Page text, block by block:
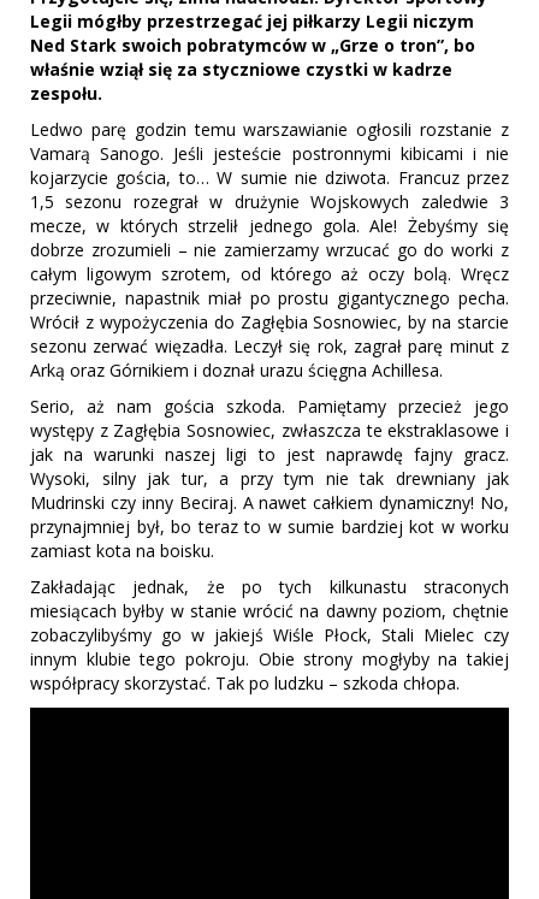
Legii mógłby przestrzegać jej piłkarzy Legii niczym
Ned Stark swoich pobratymców w „Grze o tron”, bo
właśnie wziął się za styczniowe czystki w kadrze
zespołu.
Ledwo parę godzin temu warszawianie ogłosili rozstanie z
Vamarą Sanogo. Jeśli jesteście postronnymi kibicami i nie
kojarzycie gościa, to… W sumie nie dziwota. Francuz przez
1,5 sezonu rozegrał w drużynie Wojskowych zaledwie 3
mecze, w których strzelił jednego gola. Ale! Żebyśmy się
dobrze zrozumieli – nie zamierzamy wrzucać go do worki z
całym ligowym szrotem, od którego aż oczy bolą. Wręcz
przeciwnie, napastnik miał po prostu gigantycznego pecha.
Wrócił z wypożyczenia do Zagłębia Sosnowiec, by na starcie
sezonu zerwać więzadła. Leczył się rok, zagrał parę minut z
Arką oraz Górnikiem i doznał urazu ścięgna Achillesa.
Serio, aż nam gościa szkoda. Pamiętamy przecież jego
występy z Zagłębia Sosnowiec, zwłaszcza te ekstraklasowe i
jak na warunki naszej ligi to jest naprawdę fajny gracz.
Wysoki, silny jak tur, a przy tym nie tak drewniany jak
Mudrinski czy inny Beciraj. A nawet całkiem dynamiczny! No,
przynajmniej był, bo teraz to w sumie bardziej kot w worku
zamiast kota na boisku.
Zakładając jednak, że po tych kilkunastu straconych
miesiącach byłby w stanie wrócić na dawny poziom, chętnie
zobaczylibyśmy go w jakiejś Wiśle Płock, Stali Mielec czy
innym klubie tego pokroju. Obie strony mogłyby na takiej
współpracy skorzystać. Tak po ludzku – szkoda chłopa.